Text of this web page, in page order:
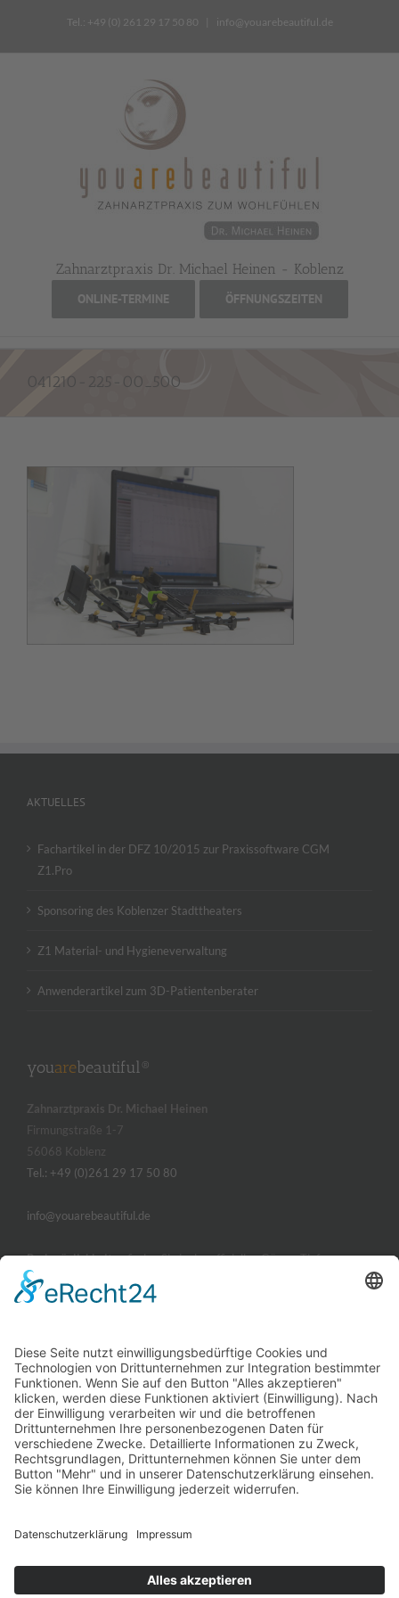
springen
Tel.: +49 (0) 261 29 17 50 80 info@youarebeautiful.de
Zahnarztpraxis Dr. Michael Heinen - Koblenz
ONLINE-TERMINE ÖFFNUNGSZEITEN
041210-225-00_500
AKTUELLES
Fachartikel in der DFZ 10/2015 zur Praxissoftware CGM
Z1.Pro
Sponsoring des Koblenzer Stadttheaters
Z1 Material- und Hygieneverwaltung
Anwenderartikel zum 3D-Patientenberater
youarebeautiful®
Zahnarztpraxis Dr. Michael Heinen
Firmungstraße 1-7
56068 Koblenz
Tel.: +49 (0)261 29 17 50 80
info@youarebeautiful.de
Parkmöglichkeitenfinden Sie in der offiziellen Görres-Tiefgarage.
Montag, Dienstag und Donnerstag
09:00 - 14:00 und 15:00 - 19:00 Uhr
Mittwoch und Freitag
09:00 - 14:00 Uhr
Freitagnachmittag
15:00 - 18:00 Uhr nach Vereinbarung